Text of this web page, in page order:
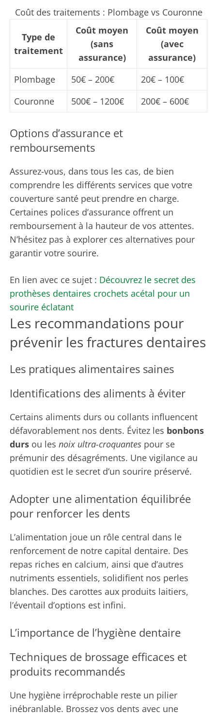
Coût des traitements : Plombage vs Couronne
Type de
traitement
Coût moyen
(sans
assurance)
Coût moyen
(avec
assurance)
Plombage
50€ – 200€
20€ – 100€
Couronne
500€ – 1200€ 200€ – 600€
Options d’assurance et
remboursements
Assurez-vous, dans tous les cas, de bien
comprendre les différents services que votre
couverture santé peut prendre en charge.
Certaines polices d’assurance offrent un
remboursement à la hauteur de vos attentes.
N’hésitez pas à explorer ces alternatives pour
garantir votre sourire.
En lien avec ce sujet : Découvrez le secret des
prothèses dentaires crochets acétal pour un
sourire éclatant
Les recommandations pour
prévenir les fractures dentaires
Les pratiques alimentaires saines
Identifications des aliments à éviter
Certains aliments durs ou collants influencent
défavorablement nos dents. Évitez les bonbons
durs ou les noix ultra-croquantes pour se
prémunir des désagréments. Une vigilance au
quotidien est le secret d’un sourire préservé.
Adopter une alimentation équilibrée
pour renforcer les dents
L’alimentation joue un rôle central dans le
renforcement de notre capital dentaire. Des
repas riches en calcium, ainsi que d’autres
nutriments essentiels, solidifient nos perles
blanches. Des carottes aux produits laitiers,
l’éventail d’options est infini.
L’importance de l’hygiène dentaire
Techniques de brossage efficaces et
produits recommandés
Une hygiène irréprochable reste un pilier
inébranlable. Brossez vos dents avec une